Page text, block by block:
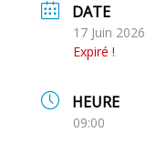
DATE
17 Juin 2026
Expiré !
HEURE
09:00